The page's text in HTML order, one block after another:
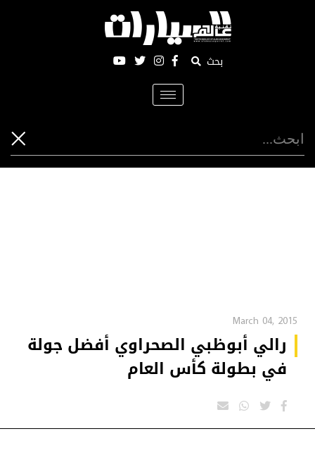
بحث
Toggle
navigation
March 04, 2015
رالي أبوظبي الصحراوي أفضل جولة
في بطولة كأس العام